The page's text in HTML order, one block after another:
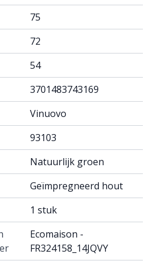
75
72
54
3701483743169
Vinuovo
93103
Natuurlijk groen
Geïmpregneerd hout
1 stuk
Ecomaison -
FR324158_14JQVY